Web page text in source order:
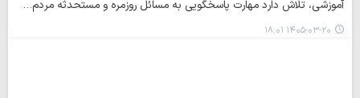
آموزشی، تلاش دارد مهارت پاسخگویی به مسائل روزمره و مستحدثه مردم…
۱۴۰۵-۰۳-۲۰ ۱۸:۰۱